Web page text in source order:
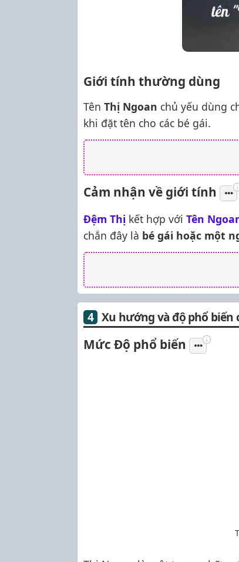
Giới tính thường dùng
Tên Thị Ngoan chủ yếu dùng
khi đặt tên cho các bé gái.
Cảm nhận về giới tính
Đệm Thị kết hợp với Tên
chắn đây là bé gái hoặc một
Xu hướng và độ phổ biến
Mức Độ phổ biến